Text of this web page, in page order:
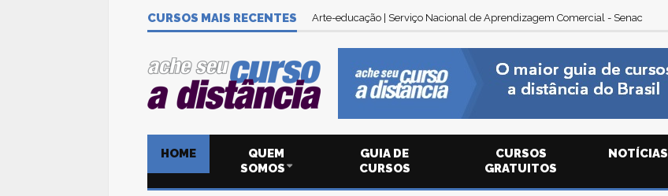
CURSOS MAIS RECENTES Arte-educação | Serviço Nacional de Aprendizagem Comercial - Senac
HOME
QUEM
SOMOS
GUIA DE
CURSOS
CURSOS
GRATUITOS
NOTÍCIAS